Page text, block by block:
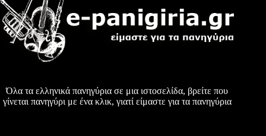
Όλα τα ελληνικά πανηγύρια σε μια ιστοσελίδα, βρείτε που
γίνεται πανηγύρι με ένα κλικ, γιατί είμαστε για τα πανηγύρια